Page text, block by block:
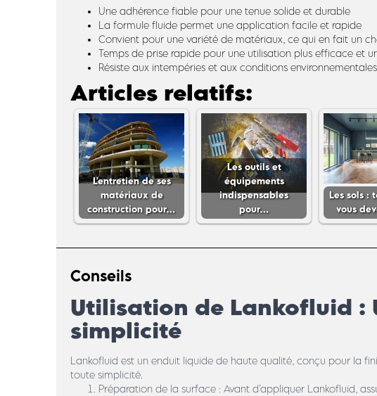
Une adhérence fiable pour une tenue solide et durable
La formule fluide permet une application facile et rapide
Convient pour une variété de matériaux, ce qui en fait un
Temps de prise rapide pour une utilisation plus efficace et
Résiste aux intempéries et aux conditions
Articles relatifs:
L'entretien de ses
matériaux de
construction pour…
Les outils et
équipements
indispensables
pour…
Les sols :
vous
Conseils
Utilisation de Lankofluid :
simplicité
Lankofluid est un enduit liquide de haute qualité, conçu pour la
toute simplicité.
Préparation de la surface : Avant d’appliquer Lankofluid,